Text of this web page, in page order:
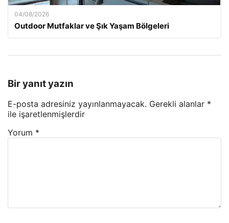
04/08/2026
Outdoor Mutfaklar ve Şık Yaşam Bölgeleri
Bir yanıt yazın
E-posta adresiniz yayınlanmayacak. Gerekli alanlar *
ile işaretlenmişlerdir
Yorum *